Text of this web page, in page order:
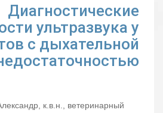
Диагностические
ультразвука у
с дыхательной
к.в.н., ветеринарный